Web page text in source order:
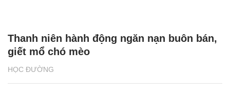
HỌC ĐƯỜNG
Thanh niên hành động ngăn nạn buôn bán,
giết mổ chó mèo